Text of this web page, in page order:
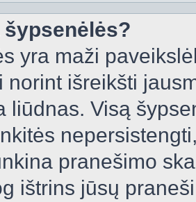
yra maži
norint išreikšti
liūdnas. Visą
pranešimo
ištrins jūsų